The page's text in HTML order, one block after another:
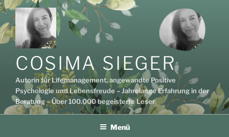
Zum
Inhalt
springen
COSIMA SIEGER
Autorin für Lifemanagement, angewandte Positive
Psychologie und Lebensfreude – Jahrelange Erfahrung in der
Beratung – Über 100.000 begeisterte Leser
Menü